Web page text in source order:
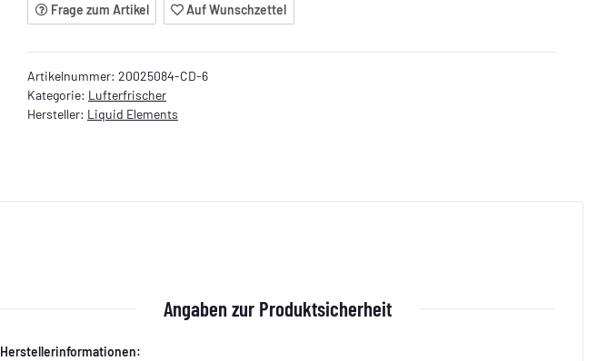
Frage zum Artikel Auf Wunschzettel
Artikelnummer: 20025084-CD-6
Kategorie: Lufterfrischer
Hersteller: Liquid Elements
Angaben zur Produktsicherheit
Herstellerinformationen: